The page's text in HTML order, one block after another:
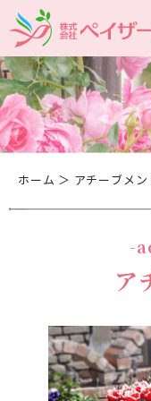
ホーム ＞ アチーブメン
-
ア